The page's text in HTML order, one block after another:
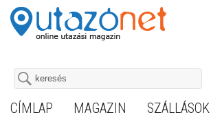
CÍMLAP MAGAZIN SZÁLLÁSOK